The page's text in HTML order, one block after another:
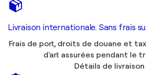
Livraison internationale. Sans frais
Frais de port, droits de douane et
d'art assurées pendant le
Détails de livraison